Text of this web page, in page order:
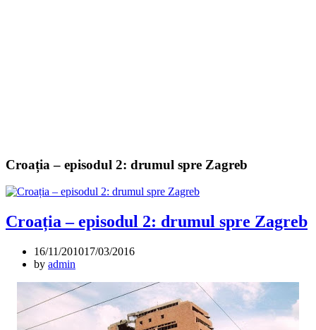
Croația – episodul 2: drumul spre Zagreb
Croația – episodul 2: drumul spre Zagreb
16/11/201017/03/2016
by admin